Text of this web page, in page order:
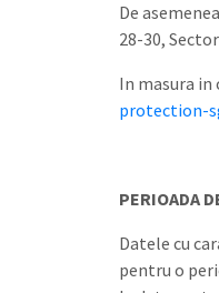
De
28-30,
In masura in
protection-
PERIOADA
Datele cu
pentru o